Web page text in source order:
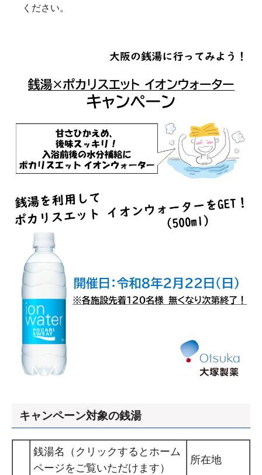
ください。
キャンペーン対象の銭湯
銭湯名（クリックするとホーム
ページをご覧いただけます）
所在地